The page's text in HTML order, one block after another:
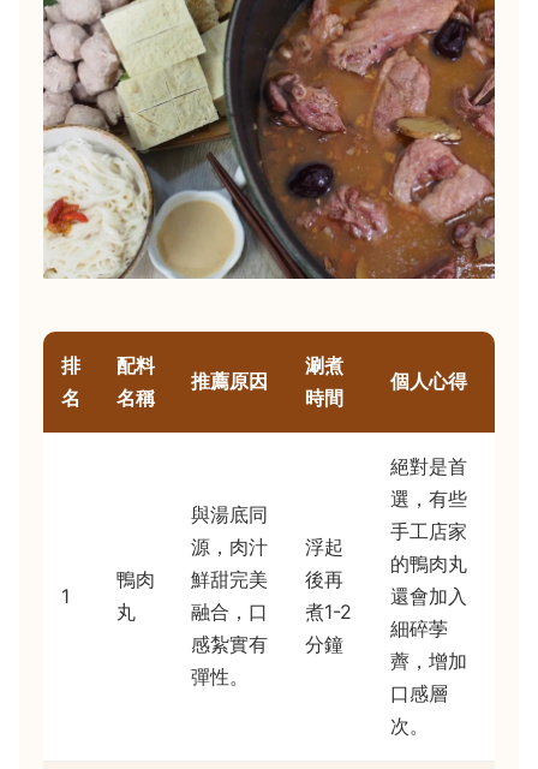
排
名
配料
名稱
推薦原因
涮煮
時間
個人心得
1
鴨肉
丸
與湯底同
源，肉汁
鮮甜完美
融合，口
感紮實有
彈性。
浮起
後再
煮1-2
分鐘
絕對是首
選，有些
手工店家
的鴨肉丸
還會加入
細碎荸
薺，增加
口感層
次。